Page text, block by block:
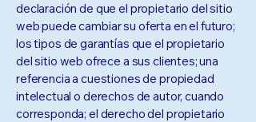
declaración de que el propietario del sitio
web puede cambiar su oferta en el futuro;
los tipos de garantías que el propietario
del sitio web ofrece a sus clientes; una
referencia a cuestiones de propiedad
intelectual o derechos de autor, cuando
corresponda; el derecho del propietario